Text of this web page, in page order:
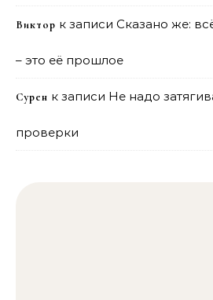
Виктор к записи Сказано же:
– это её прошлое
Сурен к записи Не надо
проверки